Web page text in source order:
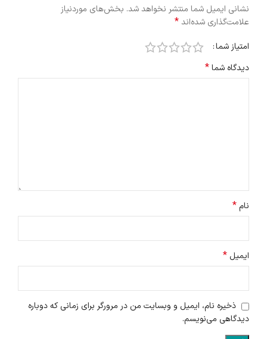
نشانی ایمیل شما منتشر نخواهد شد. بخش‌های موردنیاز
علامت‌گذاری شده‌اند*
امتیاز شما
دیدگاه شما*
نام*
ایمیل*
ذخیره نام، ایمیل و وبسایت من در مرورگر برای زمانی که دوباره
دیدگاهی می‌نویسم.